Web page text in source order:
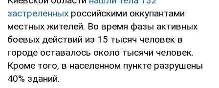
застреленных российскими оккупантами
местных жителей. Во время фазы активных
боевых действий из 15 тысяч человек в
городе оставалось около тысячи человек.
Кроме того, в населенном пункте разрушены
40% зданий.